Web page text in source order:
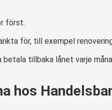
först.
för, till exempel
tillbaka lånet varje
hos